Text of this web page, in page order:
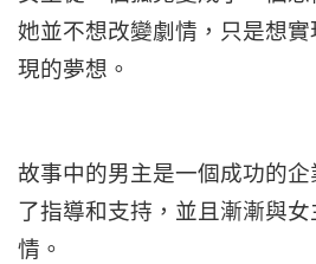
她並不想改變劇情，只是想
現的夢想。
故事中的男主是一個成功的
了指導和支持，並且漸漸與
情。